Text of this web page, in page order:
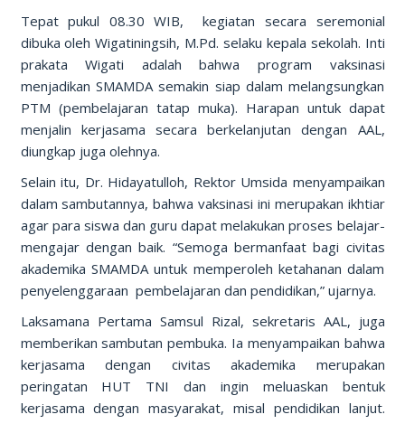
Tepat pukul 08.30 WIB, kegiatan secara seremonial
dibuka oleh Wigatiningsih, M.Pd. selaku kepala sekolah. Inti
prakata Wigati adalah bahwa program vaksinasi
menjadikan SMAMDA semakin siap dalam melangsungkan
PTM (pembelajaran tatap muka). Harapan untuk dapat
menjalin kerjasama secara berkelanjutan dengan AAL,
diungkap juga olehnya.
Selain itu, Dr. Hidayatulloh, Rektor Umsida menyampaikan
dalam sambutannya, bahwa vaksinasi ini merupakan ikhtiar
agar para siswa dan guru dapat melakukan proses belajar-
mengajar dengan baik. “Semoga bermanfaat bagi civitas
akademika SMAMDA untuk memperoleh ketahanan dalam
penyelenggaraan pembelajaran dan pendidikan,” ujarnya.
Laksamana Pertama Samsul Rizal, sekretaris AAL, juga
memberikan sambutan pembuka. Ia menyampaikan bahwa
kerjasama dengan civitas akademika merupakan
peringatan HUT TNI dan ingin meluaskan bentuk
kerjasama dengan masyarakat, misal pendidikan lanjut.